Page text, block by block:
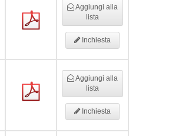
Aggiungi alla
lista
Inchiesta
Aggiungi alla
lista
Inchiesta